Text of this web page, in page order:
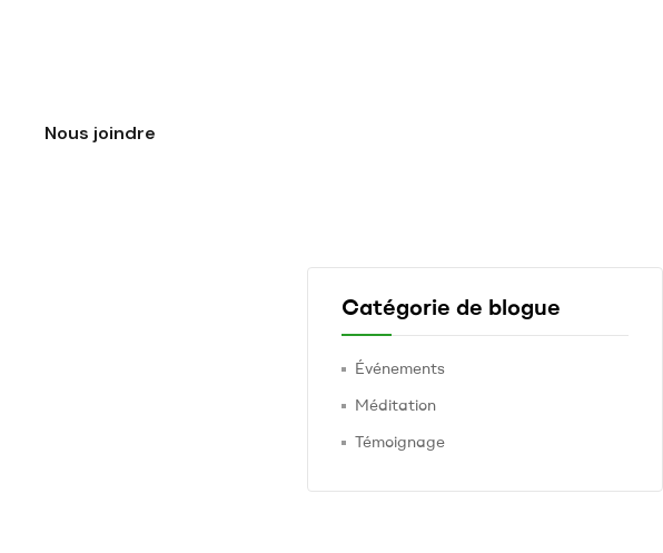
Nous joindre
Catégorie de blogue
Événements
Méditation
Témoignage